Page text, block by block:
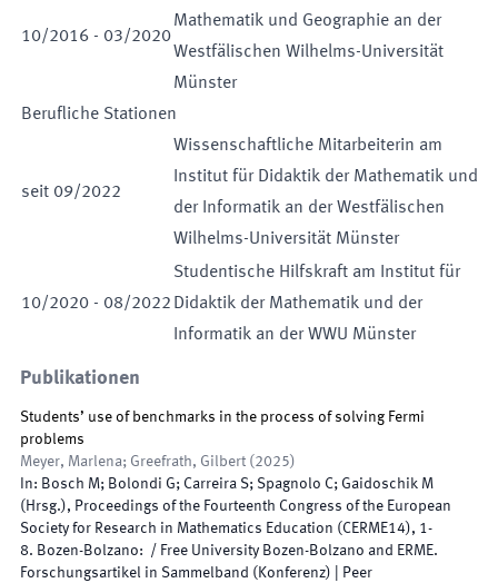
10/2016 - 03/2020
Mathematik und Geographie an der
Westfälischen Wilhelms-Universität
Münster
Berufliche Stationen
seit 09/2022
Wissenschaftliche Mitarbeiterin am
Institut für Didaktik der Mathematik und
der Informatik an der Westfälischen
Wilhelms-Universität Münster
10/2020 - 08/2022
Studentische Hilfskraft am Institut für
Didaktik der Mathematik und der
Informatik an der WWU Münster
Publikationen
Students’ use of benchmarks in the process of solving Fermi
problems
Meyer, Marlena; Greefrath, Gilbert ( 2025)
In: Bosch M; Bolondi G; Carreira S; Spagnolo C; Gaidoschik M
( Hrsg.), Proceedings of the Fourteenth Congress of the European
Society for Research in Mathematics Education (CERME14), 1-
8. Bozen-Bolzano: / Free University Bozen-Bolzano and ERME.
Forschungsartikel in Sammelband (Konferenz) | Peer